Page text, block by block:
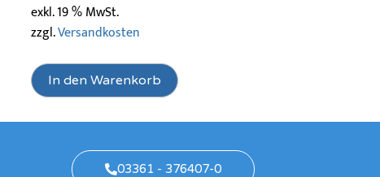
exkl. 19 % MwSt.
zzgl.Versandkosten
In den Warenkorb
03361 - 376407-0